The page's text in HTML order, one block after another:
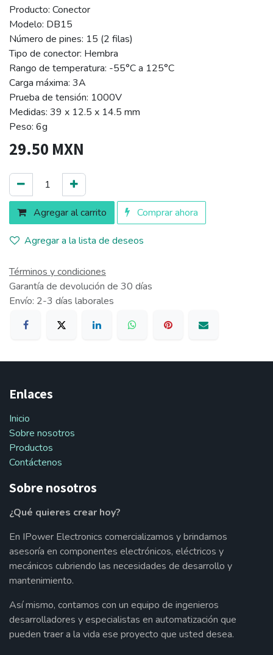
Producto: Conector
Modelo: DB15
Número de pines: 15 (2 filas)
Tipo de conector: Hembra
Rango de temperatura: -55°C a 125°C
Carga máxima: 3A
Prueba de tensión: 1000V
Medidas: 39 x 12.5 x 14.5 mm
Peso: 6g
29.50 MXN
Agregar al carrito Comprar ahora
Agregar a la lista de deseos
Términos y condiciones
Garantía de devolución de 30 días
Envío: 2-3 días laborales
Enlaces
Inicio
Sobre nosotros
Productos
Contáctenos
Sobre nosotros
¿Qué quieres crear hoy?
En IPower Electronics comercializamos y brindamos
asesoría en componentes electrónicos, eléctricos y
mecánicos cubriendo las necesidades de desarrollo y
mantenimiento.
Así mismo, contamos con un equipo de ingenieros
desarrolladores y especialistas en automatización que
pueden traer a la vida ese proyecto que usted desea.